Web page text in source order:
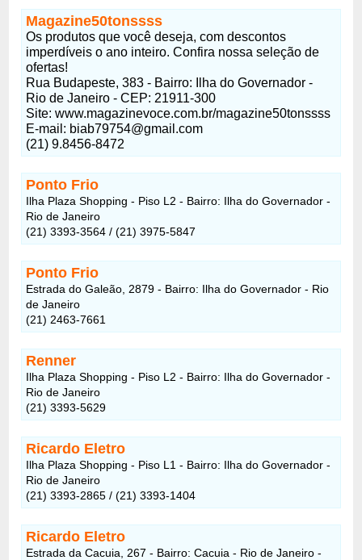
Magazine50tonssss
Os produtos que você deseja, com descontos
imperdíveis o ano inteiro. Confira nossa seleção de
ofertas!
Rua Budapeste, 383 - Bairro: Ilha do Governador -
Rio de Janeiro - CEP: 21911-300
Site: www.magazinevoce.com.br/magazine50tonssss
E-mail: biab79754@gmail.com
(21) 9.8456-8472
Ponto Frio
Ilha Plaza Shopping - Piso L2 - Bairro: Ilha do Governador -
Rio de Janeiro
(21) 3393-3564 / (21) 3975-5847
Ponto Frio
Estrada do Galeão, 2879 - Bairro: Ilha do Governador - Rio
de Janeiro
(21) 2463-7661
Renner
Ilha Plaza Shopping - Piso L2 - Bairro: Ilha do Governador -
Rio de Janeiro
(21) 3393-5629
Ricardo Eletro
Ilha Plaza Shopping - Piso L1 - Bairro: Ilha do Governador -
Rio de Janeiro
(21) 3393-2865 / (21) 3393-1404
Ricardo Eletro
Estrada da Cacuia, 267 - Bairro: Cacuia - Rio de Janeiro -